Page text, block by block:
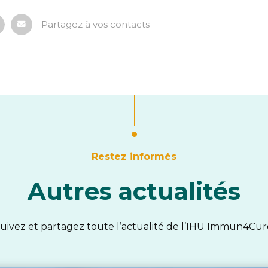
Partagez à vos contacts
Restez informés
Autres actualités
et partagez toute l’actualité de l’IHU